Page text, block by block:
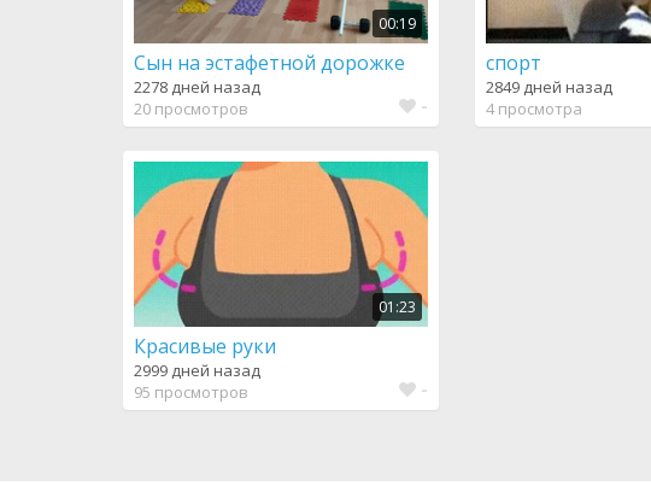
00:19
Сын на эстафетной дорожке
2278 дней назад
20 просмотров
-
спорт
2849 дней назад
4 просмотра
01:23
Красивые руки
2999 дней назад
95 просмотров
-